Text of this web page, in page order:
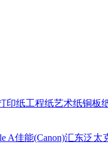
印纸工程纸艺术纸铜板
A佳能(Canon)汇东泛太